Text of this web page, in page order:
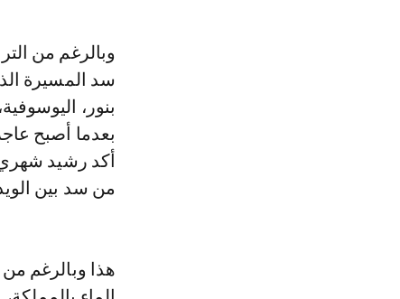
وبالرغم من
سد المسيرة
بنور،
من سد بين
هذا وبالرغم من